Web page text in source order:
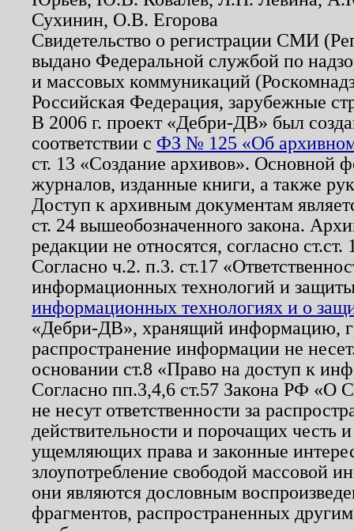
Сухинин, О.В. Егорова
Свидетельство о регистрации СМИ
выдано Федеральной службой по
и массовых коммуникаций
Российская Федерация, зарубежные
В 2006 г. проект «Дебри-ДВ» был
соответствии с ФЗ № 125 «Об
ст. 13 «Создание архивов». Основной
журналов, изданные книги, а также
Доступ к архивным документам
ст. 24 вышеобозначенного закона.
редакции не относятся, согласно
Согласно ч.2. п.3. ст.17
информационных технологий и
информационных технологиях и о
«Дебри-ДВ», хранящий информацию,
распространение информации не
основании ст.8 «Право на доступ к
Согласно пп.3,4,6 ст.57 Закона РФ «О
не несут ответственности за
действительности и порочащих честь
ущемляющих права и законные
злоупотребление свободой массовой
они являются дословным
фрагментов, распространенных